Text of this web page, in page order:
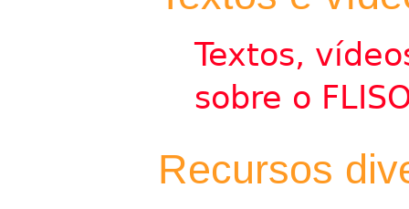
Textos,
sobre o
Recursos